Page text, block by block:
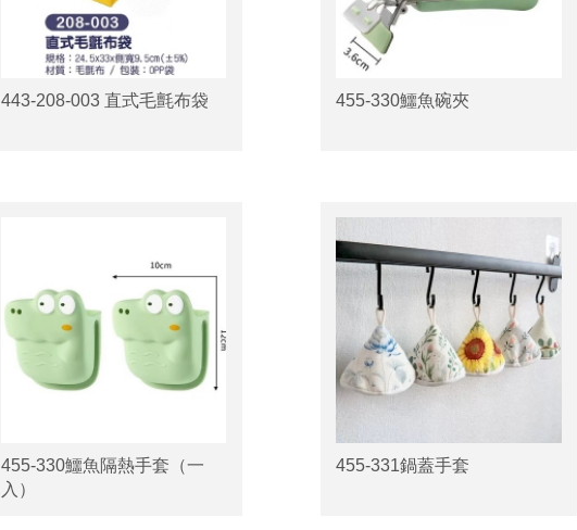
443-208-003 直式毛氈布袋 455-330鱷魚碗夾
455-330鱷魚隔熱手套（一
入）
455-331鍋蓋手套